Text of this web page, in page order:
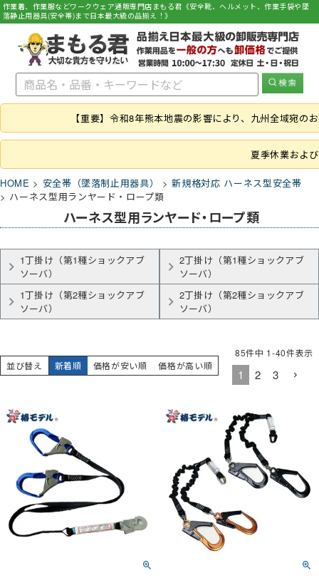
作業着、作業服などワークウェア通販専門店まもる君《安全靴、ヘルメット、作業手袋や墜
落静止用器具(安全帯)まで日本最大級の品揃え！》
【重要】令和8年熊本地震の影響により、九州全域宛
夏季休業およ
HOME 安全帯（墜落制止用器具）
新規格対応 ハーネス型安全帯
ハーネス型用ランヤード・ロープ類
ハーネス型用ランヤード・ロープ類
1丁掛け（第1種ショックアブ
ソーバ）
2丁掛け（第1種ショックアブ
ソーバ）
1丁掛け（第2種ショックアブ
ソーバ）
2丁掛け（第2種ショックアブ
ソーバ）
並び替え 新着順 価格が安い順 価格が高い順
85件中 1-40件表示
1 2 3